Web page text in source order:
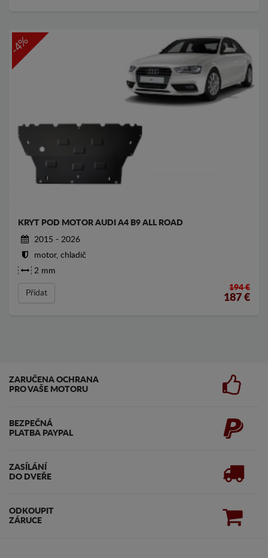
-4%
KRYT POD MOTOR AUDI A4 B9 ALL ROAD
2015 - 2026
motor, chladič
2 mm
Přídat
194 €
187 €
ZARUČENA OCHRANA
PRO VAŠE MOTORU
BEZPEČNÁ
PLATBA PAYPAL
ZASÍLÁNÍ
DO DVEŘE
ODKOUPIT
ZÁRUCE